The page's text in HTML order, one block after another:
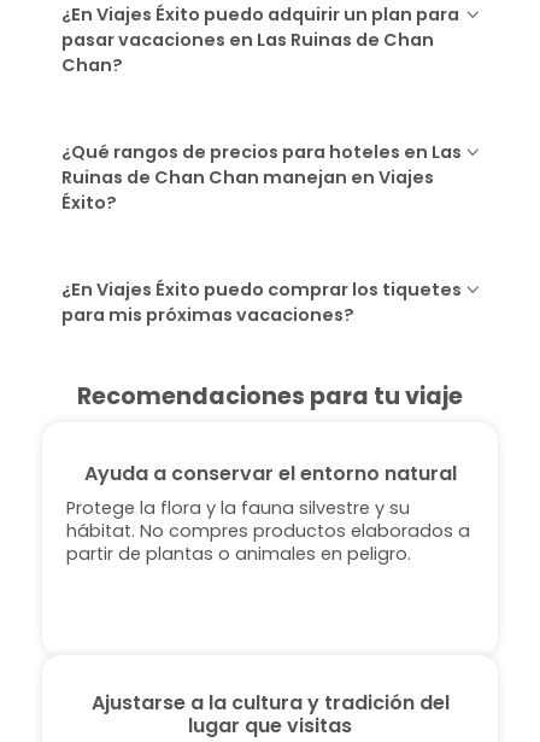
¿En Viajes Éxito puedo adquirir un plan para
pasar vacaciones en Las Ruinas de Chan
Chan?
¿Qué rangos de precios para hoteles en Las
Ruinas de Chan Chan manejan en Viajes
Éxito?
¿En Viajes Éxito puedo comprar los tiquetes
para mis próximas vacaciones?
Recomendaciones para tu viaje
Ayuda a conservar el entorno natural
Protege la flora y la fauna silvestre y su
hábitat. No compres productos elaborados a
partir de plantas o animales en peligro.
Ajustarse a la cultura y tradición del
lugar que visitas